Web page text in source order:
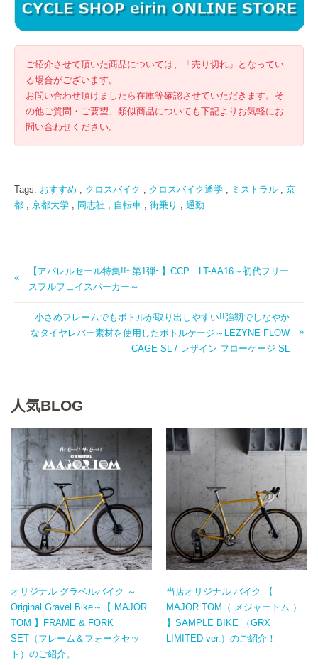
ご紹介させて頂いた商品については、「売り切れ」となってい
る場合がございます。
お問い合わせ頂けましたら在庫等確認させていただきます。そ
の他ご質問・ご要望、類似商品についても下記よりお気軽にお
問い合わせください。
Tags: おすすめ , クロスバイク , クロスバイク通学 , ミストラル , 京
都 , 京都大学 , 同志社 , 自転車 , 街乗り , 通勤
【アパレルセール特集!!~第1弾~】CCP LT-AA16～初代フリー
スフルフェイスパーカー～
小さめフレームでもボトルが取り出しやすい!!強靭でしなやか
なタイヤレバー素材を使用したボトルケージ～LEZYNE FLOW
CAGE SL / レザイン フローケージ SL
人気BLOG
オリジナル グラベルバイク ～
Original Gravel Bike～【 MAJOR
TOM 】FRAME & FORK
SET（フレーム＆フォークセッ
ト）のご紹介。
当店オリジナル バイク 【
MAJOR TOM（ メジャートム ）
】SAMPLE BIKE （GRX
LIMITED ver.）のご紹介！